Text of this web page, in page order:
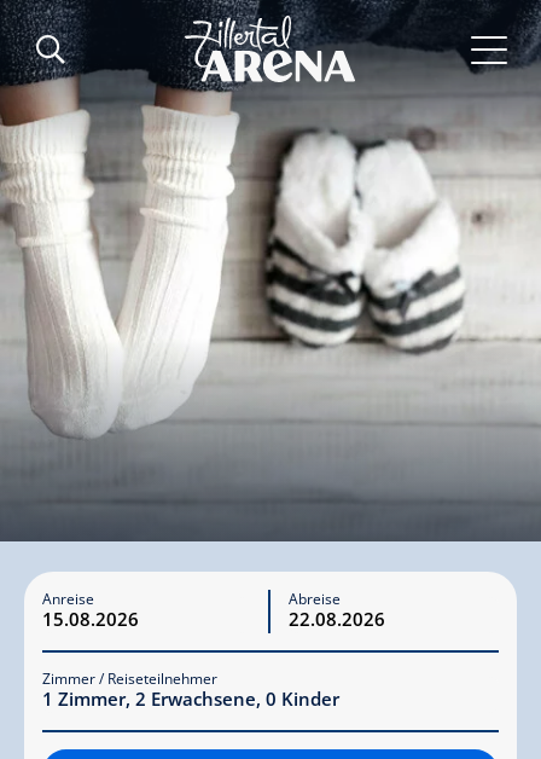
Anreise Abreise
Zimmer / Reiseteilnehmer
1 Zimmer, 2 Erwachsene, 0 Kinder